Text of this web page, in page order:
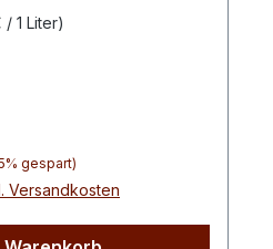
ausbalanciert ist und
Aromen der
Boden absetzen.
dar und kann
/ 1 Liter)
gespart)
Versandkosten